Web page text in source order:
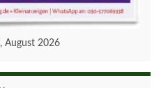
August 2026